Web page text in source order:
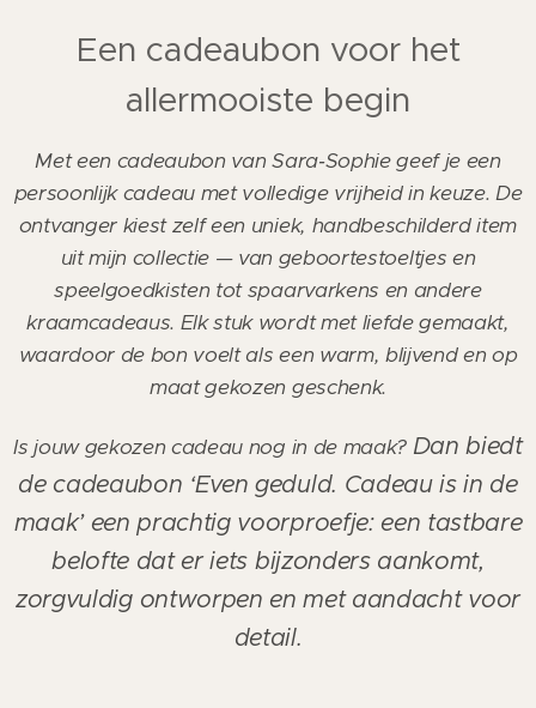
Een cadeaubon voor het
allermooiste begin
Met een cadeaubon van Sara‑Sophie geef je een
persoonlijk cadeau met volledige vrijheid in keuze. De
ontvanger kiest zelf een uniek, handbeschilderd item
uit mijn collectie — van geboortestoeltjes en
speelgoedkisten tot spaarvarkens en andere
kraamcadeaus. Elk stuk wordt met liefde gemaakt,
waardoor de bon voelt als een warm, blijvend en op
maat gekozen geschenk.
Is jouw gekozen cadeau nog in de maak? Dan biedt
de cadeaubon ‘Even geduld. Cadeau is in de
maak’ een prachtig voorproefje: een tastbare
belofte dat er iets bijzonders aankomt,
zorgvuldig ontworpen en met aandacht voor
detail.